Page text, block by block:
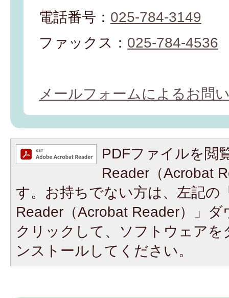
電話番号： 025-784-3149
ファックス： 025-784-4536
メールフォームによるお問
PDFファイルを閲
Reader（Acrobat
す。お持ちでない方は、左記の
Reader（Acrobat Reader）」
クリックして、ソフトウェア
ンストールしてください。